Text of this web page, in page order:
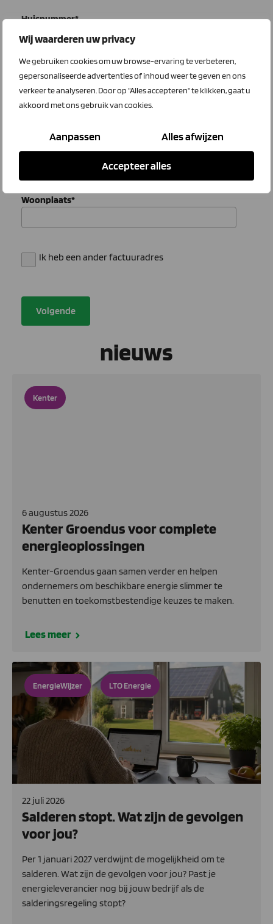
Wij waarderen uw privacy
We gebruiken cookies om uw browse-ervaring te verbeteren,
gepersonaliseerde advertenties of inhoud weer te geven en ons
verkeer te analyseren. Door op "Alles accepteren" te klikken, gaat u
akkoord met ons gebruik van cookies.
Aanpassen Alles afwijzen
Accepteer alles
Huisnummer*
Toevoeging
Postcode*
Woonplaats*
Afwijkend
Ik heb een ander factuuradres
nieuws
Kenter
6 augustus 2026
Kenter Groendus voor complete
energieoplossingen
Kenter-Groendus gaan samen verder en helpen
ondernemers om beschikbare energie slimmer te
benutten en toekomstbestendige keuzes te maken.
Lees meer
EnergieWijzer LTO Energie
22 juli 2026
Salderen stopt. Wat zijn de gevolgen
voor jou?
Per 1 januari 2027 verdwijnt de mogelijkheid om te
salderen. Wat zijn de gevolgen voor jou? Past je
energieleverancier nog bij jouw bedrijf als de
salderingsregeling stopt?